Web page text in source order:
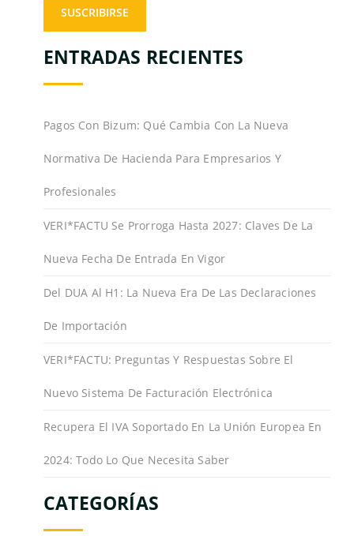
ENTRADAS RECIENTES
Pagos Con Bizum: Qué Cambia Con La Nueva
Normativa De Hacienda Para Empresarios Y
Profesionales
VERI*FACTU Se Prorroga Hasta 2027: Claves De La
Nueva Fecha De Entrada En Vigor
Del DUA Al H1: La Nueva Era De Las Declaraciones
De Importación
VERI*FACTU: Preguntas Y Respuestas Sobre El
Nuevo Sistema De Facturación Electrónica
Recupera El IVA Soportado En La Unión Europea En
2024: Todo Lo Que Necesita Saber
CATEGORÍAS